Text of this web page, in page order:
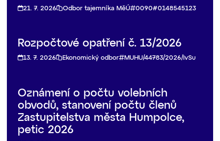
21. 7. 2026 Odbor tajemníka MěÚ 0090#0148545123
Rozpočtové opatření č. 13/2026
13. 7. 2026 Ekonomický odbor MUHU/44783/2026/IvSu
Oznámení o počtu volebních
obvodů, stanovení počtu členů
Zastupitelstva města Humpolce,
petic 2026